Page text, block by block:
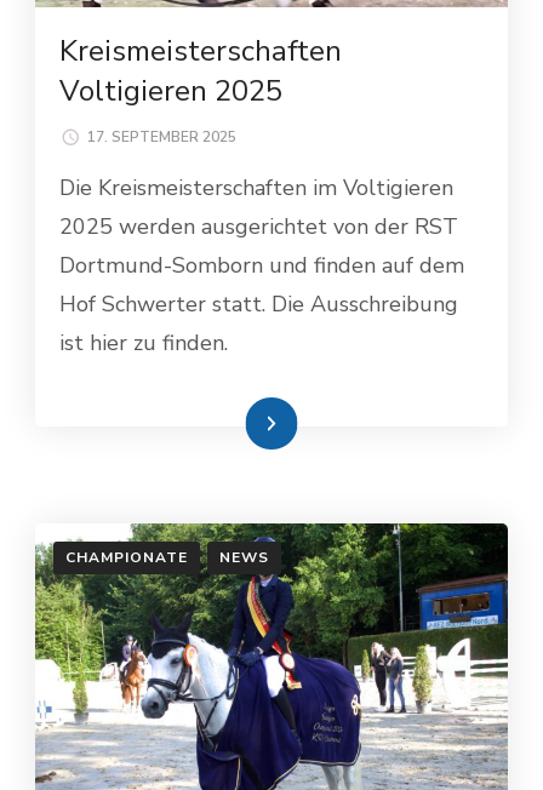
Kreismeisterschaften
Voltigieren 2025
17. SEPTEMBER 2025
Die Kreismeisterschaften im Voltigieren
2025 werden ausgerichtet von der RST
Dortmund-Somborn und finden auf dem
Hof Schwerter statt. Die Ausschreibung
ist hier zu finden.
Weiterlesen
CHAMPIONATE NEWS